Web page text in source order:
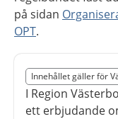
på sidan
OPT.
Nedan innehåll gäller
Innehållet gäller för
I Region
ett erbjudande
Slut på det